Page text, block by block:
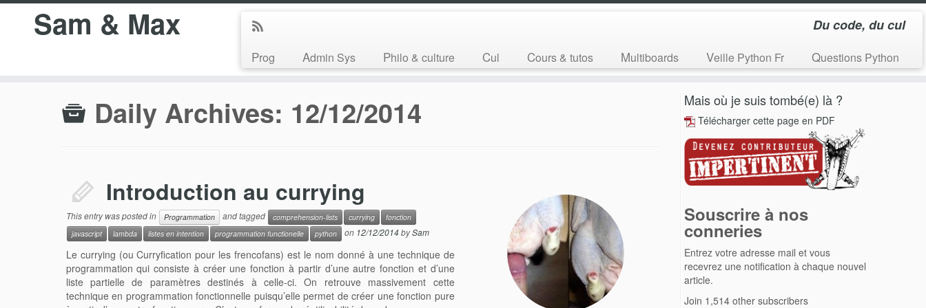
Sam & Max Du code, du cul
Prog Admin Sys Philo & culture Cul Cours & tutos Multiboards Veille Python Fr Questions Python
Daily Archives: 12/12/2014
Introduction au currying
This entry was posted in Programmation and tagged comprehension-lists currying
fonction
javascript
lambda listes en intention programmation functionelle python on 12/12/2014bySam
Le currying (ou Curryfication pour les frencofans) est le nom donné à une technique de
programmation qui consiste à créer une fonction à partir d’une autre fonction et d’une
liste partielle de paramètres destinés à celle-ci. On retrouve massivement cette
technique en programmation fonctionnelle puisqu’elle permet de créer une fonction pure
Mais où je suis tombé(e) là ?
Télécharger cette page en PDF
Souscrire à nos
conneries
Entrez votre adresse mail et vous
recevrez une notification à chaque nouvel
article.
Join 1,514 other subscribers